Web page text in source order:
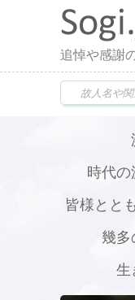
追悼や感謝
時代の
皆様とと
幾多
生